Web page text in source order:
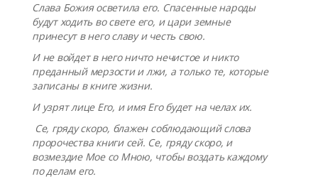
Слава Божия осветила его. Спасенные народы
будут ходить во свете его, и цари земные
принесут в него славу и честь свою.
И не войдет в него ничто нечистое и никто
преданный мерзости и лжи, а только те, которые
записаны в книге жизни.
И узрят лице Его, и имя Его будет на челах их.
Се, гряду скоро, блажен соблюдающий слова
пророчества книги сей. Се, гряду скоро, и
возмездие Мое со Мною, чтобы воздать каждому
по делам его.